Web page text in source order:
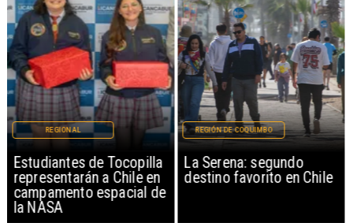
Estudiantes de Tocopilla
representarán a Chile en
campamento espacial de
la NASA
REGIONAL
La Serena: segundo
destino favorito en Chile
REGIÓN DE COQUIMBO